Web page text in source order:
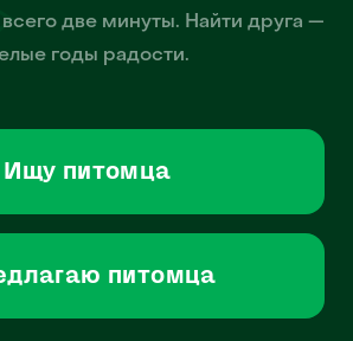
две минуты. Найти друга —
годы радости.
Ищу питомца
питомца